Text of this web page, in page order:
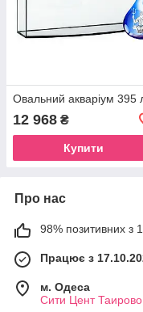
Овальний акваріум 395
12 968 ₴
Купити
Про нас
98% позитивних з
Працює з
м. Одеса
Сити Цент